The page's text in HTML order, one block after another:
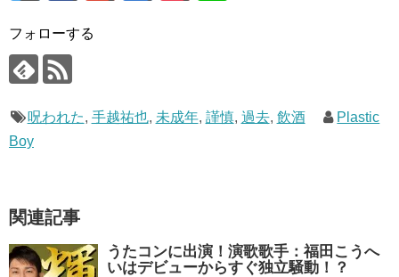
フォローする
呪われた, 手越祐也, 未成年, 謹慎, 過去, 飲酒
Plastic
Boy
関連記事
うたコンに出演！演歌歌手：福田こうへ
いはデビューからすぐ独立騒動！？